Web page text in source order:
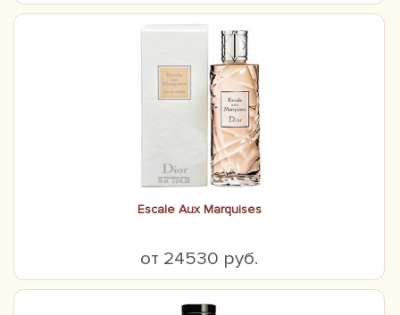
Escale Aux Marquises
от 24530 руб.